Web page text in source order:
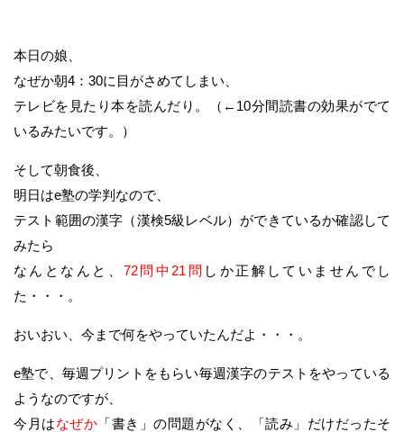
本日の娘、
なぜか朝4：30に目がさめてしまい、
テレビを見たり本を読んだり。（←10分間読書の効果がでて
いるみたいです。）
そして朝食後、
明日はe塾の学判なので、
テスト範囲の漢字（漢検5級レベル）ができているか確認して
みたら
なんとなんと、72問中21問 しか正解していませんでし
た・・・。
おいおい、今まで何をやっていたんだよ・・・。
e塾で、毎週プリントをもらい毎週漢字のテストをやっている
ようなのですが、
今月はなぜか 「書き」の問題がなく、「読み」だけだったそ